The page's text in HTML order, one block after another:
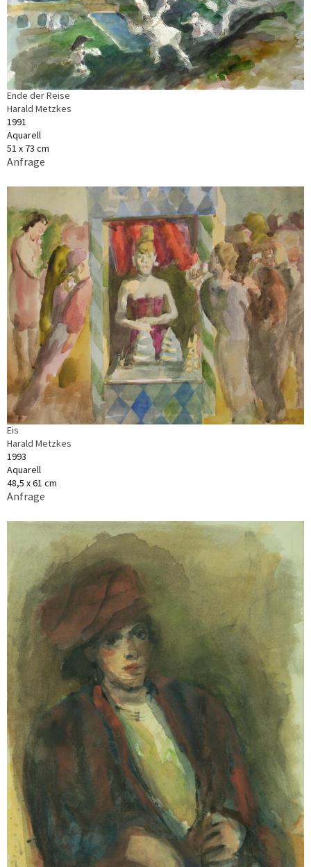
Ende der Reise
Harald Metzkes
1991
Aquarell
51 x 73 cm
Anfrage
Eis
Harald Metzkes
1993
Aquarell
48,5 x 61 cm
Anfrage